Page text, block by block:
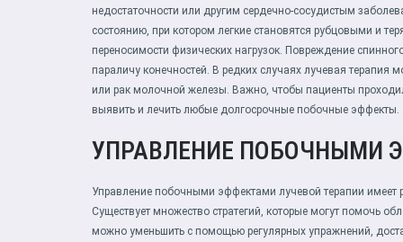
недостаточности или другим сердечно-сосудистым
состоянию, при котором легкие становятся рубцовыми и
переносимости физических нагрузок. Повреждение
параличу конечностей. В редких случаях лучевая терапия
или рак молочной железы. Важно, чтобы пациенты
выявить и лечить любые долгосрочные побочные эффекты.
УПРАВЛЕНИЕ ПОБОЧНЫМИ
Управление побочными эффектами лучевой терапии
Существует множество стратегий, которые могут помочь
можно уменьшить с помощью регулярных упражнений,